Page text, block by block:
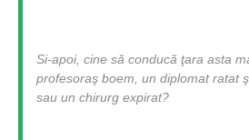
Si-apoi, cine să conducă ţara asta
profesoraş boem, un diplomat ratat
sau un chirurg expirat?